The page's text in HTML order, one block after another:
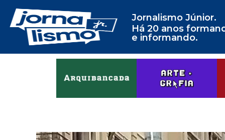
Jornalismo Júnior.
Há 20 anos
e informando.